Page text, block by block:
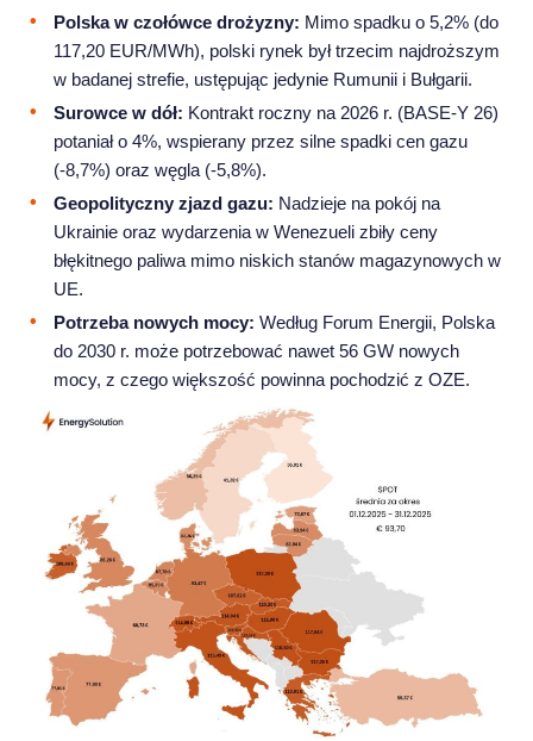
Polska w czołówce drożyzny: Mimo spadku o 5,2% (do
117,20 EUR/MWh), polski rynek był trzecim najdroższym
w badanej strefie, ustępując jedynie Rumunii i Bułgarii.
Surowce w dół: Kontrakt roczny na 2026 r. (BASE-Y 26)
potaniał o 4%, wspierany przez silne spadki cen gazu
(-8,7%) oraz węgla (-5,8%).
Geopolityczny zjazd gazu: Nadzieje na pokój na
Ukrainie oraz wydarzenia w Wenezueli zbiły ceny
błękitnego paliwa mimo niskich stanów magazynowych w
UE.
Potrzeba nowych mocy: Według Forum Energii, Polska
do 2030 r. może potrzebować nawet 56 GW nowych
mocy, z czego większość powinna pochodzić z OZE.